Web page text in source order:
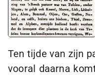
Ten tijde van zijn
vooral daarna